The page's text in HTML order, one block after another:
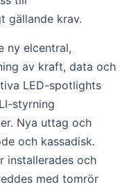
gällande krav.
ny elcentral,
av kraft, data och
LED-spotlights
styrning
Nya uttag och
och kassadisk.
installerades och
med tomrör